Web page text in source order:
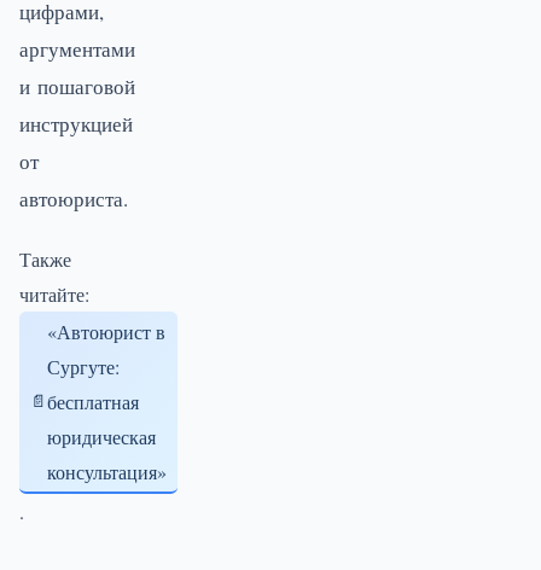
цифрами,
аргументами
и пошаговой
инструкцией
от
автоюриста.
Также
читайте:
«Автоюрист в
Сургуте:
бесплатная
юридическая
консультация»
.